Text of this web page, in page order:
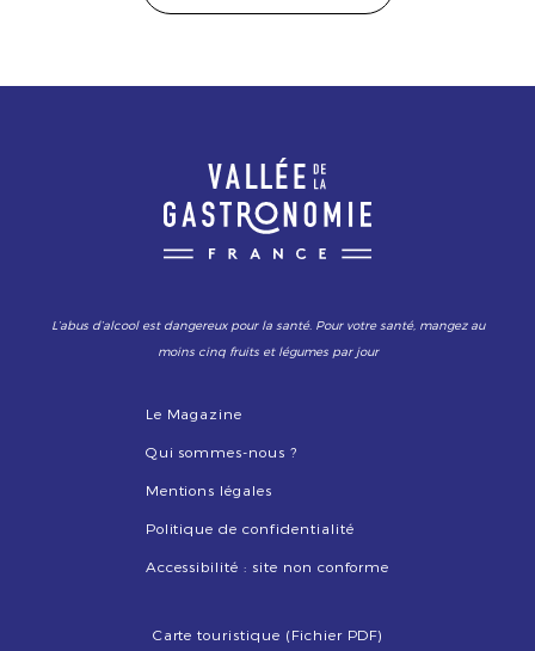
L’abus d’alcool est dangereux pour la santé. Pour votre santé, mangez au
moins cinq fruits et légumes par jour
Le Magazine
Qui sommes-nous ?
Mentions légales
Politique de confidentialité
Accessibilité : site non conforme
Carte touristique (Fichier PDF)